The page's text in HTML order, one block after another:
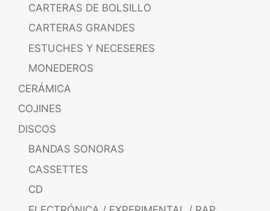
CARTERAS DE BOLSILLO
CARTERAS GRANDES
ESTUCHES Y NECESERES
MONEDEROS
CERÁMICA
COJINES
DISCOS
BANDAS SONORAS
CASSETTES
CD